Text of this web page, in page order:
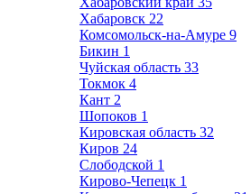
Хабаровск 22
Комсомольск-на-Амуре 9
Бикин 1
Чуйская область 33
Токмок 4
Кант 2
Шопоков 1
Кировская область 32
Киров 24
Слободской 1
Кирово-Чепецк 1